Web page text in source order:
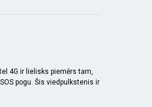
4G ir lielisks piemērs tam,
pogu. Šis viedpulkstenis ir